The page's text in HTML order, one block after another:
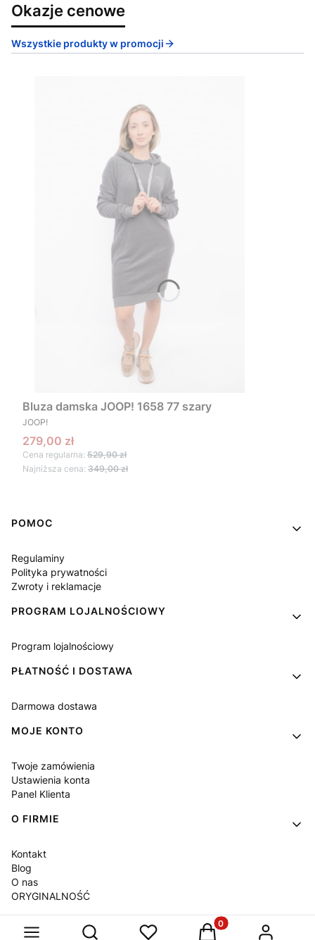
Otwórz wyszukiwarkę Produkty w koszyku:
Okazje cenowe
Wszystkie produkty w promocji
Bluza damska JOOP! 1658 77 szary
PRODUCENT
JOOP!
Cena promocyjna
279,00 zł
Cena regularna: 529,90 zł
Najniższa cena: 349,00 zł
Linki w stopce
POMOC
Regulaminy
Polityka prywatności
Zwroty i reklamacje
PROGRAM LOJALNOŚCIOWY
Program lojalnościowy
PŁATNOŚĆ I DOSTAWA
Darmowa dostawa
MOJE KONTO
Twoje zamówienia
Ustawienia konta
Panel Klienta
O FIRMIE
Kontakt
Blog
O nas
ORYGINALNOŚĆ
Sklep internetowy Shoper Premium